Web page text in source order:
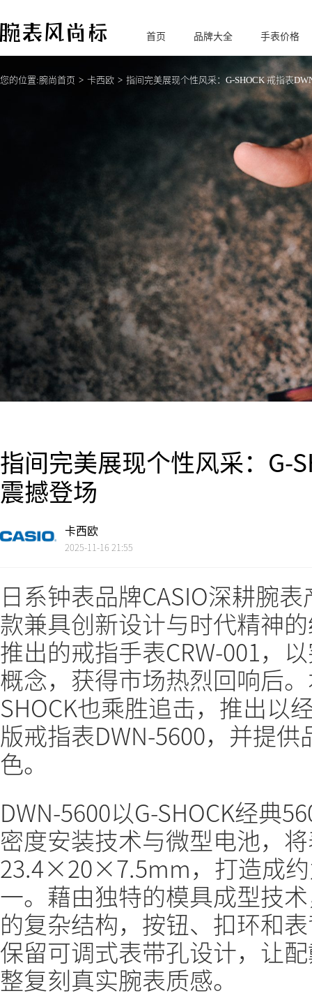
腕
表风尚标
首页 品牌大全 手表价格
您的位置:腕尚首页 卡西欧 指间完美展现个性风采：G-SHOCK 戒指表
指间完美展现个性风采：G-
震撼登场
卡西欧
2025-11-16 21:55
日系钟表品牌CASIO深耕腕
款兼具创新设计与时代精神
推出的戒指手表CRW-001，
概念，获得市场热烈回响后
SHOCK也乘胜追击，推出以
版戒指表DWN-5600，并提
色。
DWN-5600以G-SHOCK经典
密度安装技术与微型电池，
23.4×20×7.5mm，打造成约
一。藉由独特的模具成型技
的复杂结构，按钮、扣环和
保留可调式表带孔设计，让
整复刻真实腕表质感。